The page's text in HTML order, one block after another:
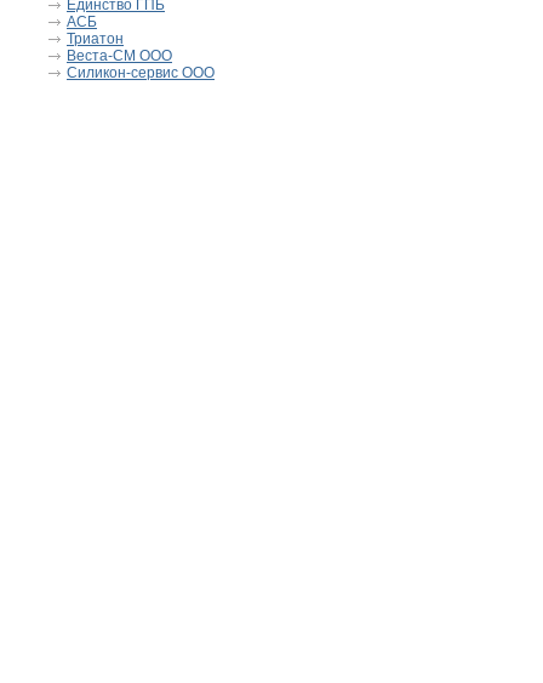
Единство ГПБ
АСБ
Триатон
Веста-СМ ООО
Силикон-сервис ООО